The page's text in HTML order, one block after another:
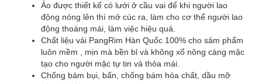
Áo được thiết kế có lưới ở cầu vai để khi người lao
động nóng lên thì mở cúc ra, làm cho cơ thể người lao
động thoáng mái, làm việc hiệu quả.
Chất liệu vải PangRim Hàn Quốc 100% cho sảm phẩm
luôn mềm , mịn mà bền bỉ và không xổ nông càng mặc
tạo cho người mặc tự tin và thỏa mái.
Chống bám bụi, bẩn, chống bám hóa chất, dầu mỡ